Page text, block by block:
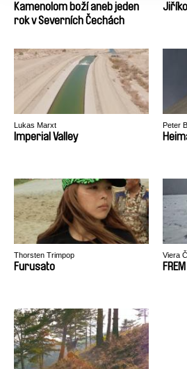
Kamenolom boží aneb jeden
rok v Severních Čechách
Lukas Marxt
Imperial Valley
Peter
Thorsten Trimpop
Furusato
Viera
FREM